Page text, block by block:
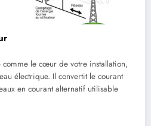
comme le cœur de votre installation,
électrique. Il convertit le courant
en courant alternatif utilisable